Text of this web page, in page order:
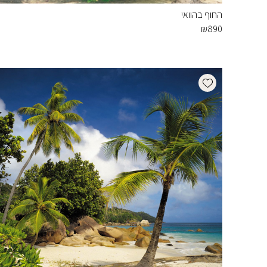
החוף בהוואי
₪890
Add wishlist